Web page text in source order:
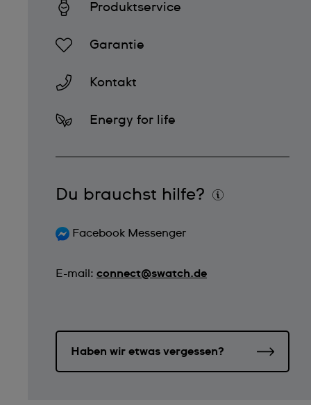
Produktservice
Garantie
Kontakt
Energy for life
Du brauchst hilfe?
Facebook Messenger
E-mail: connect@swatch.de
Haben wir etwas vergessen?